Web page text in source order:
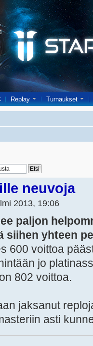
Replay Turnaukset
neuvoja
2013, 19:06
paljon
siihen yhteen
600 voittoa
jo
802 voittoa.
jaksanut
asti